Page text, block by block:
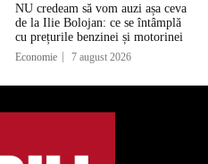
NU credeam să vom auzi așa ceva
de la Ilie Bolojan: ce se întâmplă
cu prețurile benzinei și motorinei
Economie 7 august 2026